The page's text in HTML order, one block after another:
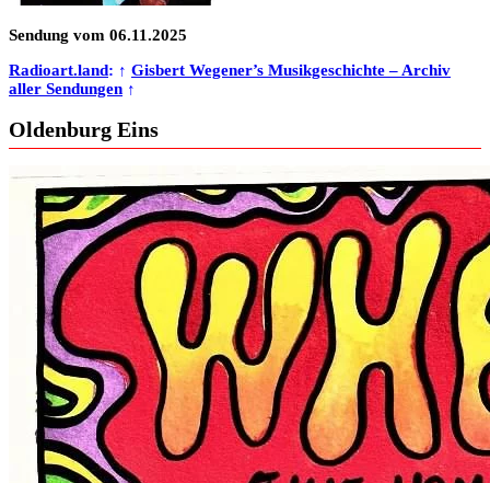
Sendung vom 06.11.2025
Radioart.land: ↑ Gisbert Wegener’s Musikgeschichte – Archiv
aller Sendungen ↑
Oldenburg Eins